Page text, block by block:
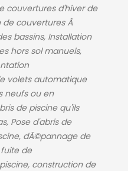
couvertures d'hiver de
de couvertures Ã
bassins, Installation
hors sol manuels,
volets automatique
neufs ou en
de piscine qu'ils
Pose d'abris de
dÃ©pannage de
de
construction de